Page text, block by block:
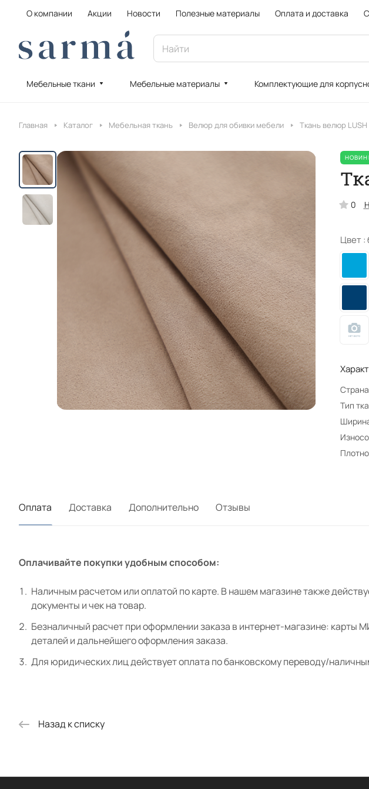
О компании Акции Новости Полезные материалы Оплата и доставка
Мебельные ткани Мебельные материалы Комплектующие для
Главная Каталог Мебельная ткань Велюр для обивки мебели Ткань велюр LUSH
0
Цвет :
Тип
Оплата Доставка Дополнительно Отзывы
Оплачивайте покупки удобным способом:
Наличным расчетом или оплатой по карте. В нашем магазине также
документы и чек на товар.
Безналичный расчет при оформлении заказа в интернет-магазине:
деталей и дальнейшего оформления заказа.
Для юридических лиц действует оплата по банковскому переводу/
Назад к списку